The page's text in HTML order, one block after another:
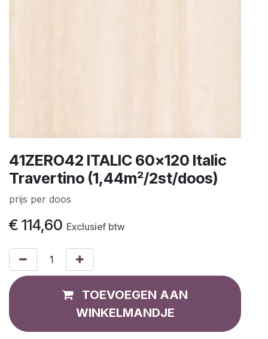
41ZERO42 ITALIC 60x120 Italic
Travertino (1,44m²/2st/doos)
prijs per doos
€ 114,60 Exclusief btw
TOEVOEGEN AAN
WINKELMANDJE